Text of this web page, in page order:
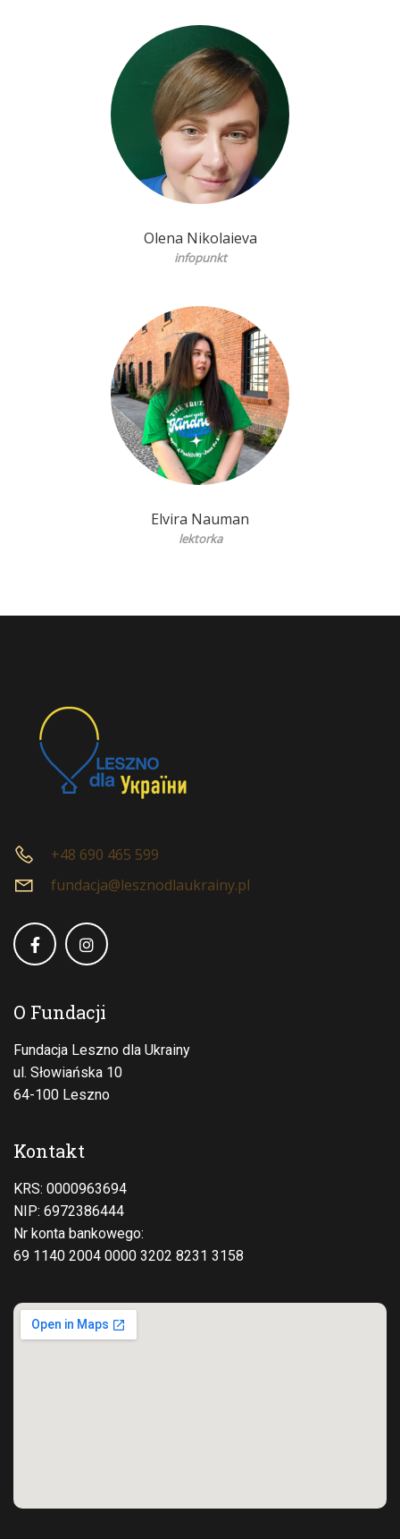
Olena Nikolaieva
infopunkt
Elvira Nauman
lektorka
+48 690 465 599
fundacja@lesznodlaukrainy.pl
O Fundacji
Fundacja Leszno dla Ukrainy
ul. Słowiańska 10
64-100 Leszno
Kontakt
KRS: 0000963694
NIP: 6972386444
Nr konta bankowego:
69 1140 2004 0000 3202 8231 3158